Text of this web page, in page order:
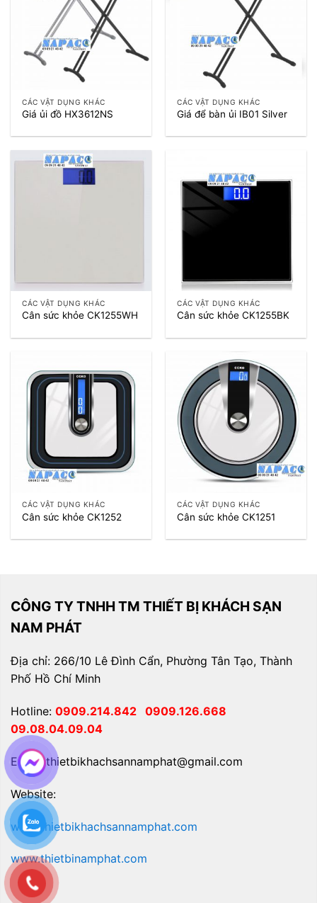
CÁC VẬT DỤNG KHÁC
Giá ủi đồ HX3612NS
CÁC VẬT DỤNG KHÁC
Giá để bàn ủi IB01 Silver
CÁC VẬT DỤNG KHÁC
Cân sức khỏe CK1255WH
CÁC VẬT DỤNG KHÁC
Cân sức khỏe CK1255BK
CÁC VẬT DỤNG KHÁC
Cân sức khỏe CK1252
CÁC VẬT DỤNG KHÁC
Cân sức khỏe CK1251
CÔNG TY TNHH TM THIẾT BỊ KHÁCH SẠN
NAM PHÁT
Địa chỉ: 266/10 Lê Đình Cẩn, Phường Tân Tạo, Thành
Phố Hồ Chí Minh
Hotline: 0909.214.842 0909.126.668
09.08.04.09.04
Email: thietbikhachsannamphat@gmail.com
Website:
www.thietbikhachsannamphat.com
www.thietbinamphat.com